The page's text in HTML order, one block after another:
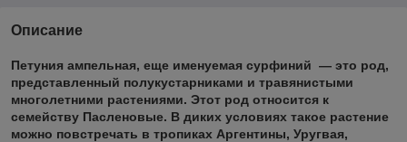
Описание
Петуния ампельная, еще именуемая сурфиний ― это род,
представленный полукустарниками и травянистыми
многолетними растениями. Этот род относится к
семейству Пасленовые. В диких условиях такое растение
можно повстречать в тропиках Аргентины, Уругвая,